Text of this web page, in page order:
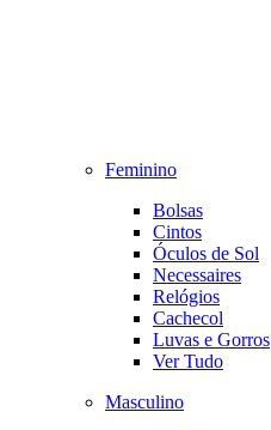
Feminino
Bolsas
Cintos
Óculos de Sol
Necessaires
Relógios
Cachecol
Luvas e Gorros
Ver Tudo
Masculino